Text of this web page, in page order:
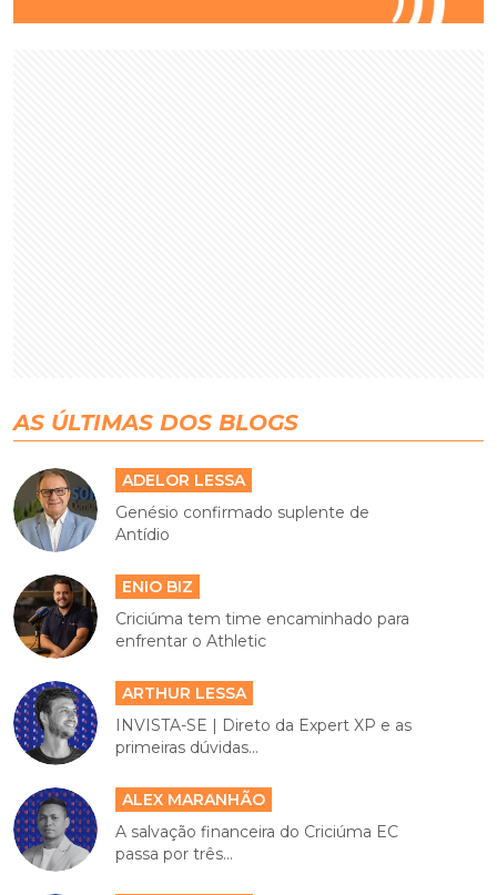
AS ÚLTIMAS DOS BLOGS
ADELOR LESSA
Genésio confirmado suplente de
Antídio
ENIO BIZ
Criciúma tem time encaminhado para
enfrentar o Athletic
ARTHUR LESSA
INVISTA-SE | Direto da Expert XP e as
primeiras dúvidas...
ALEX MARANHÃO
A salvação financeira do Criciúma EC
passa por três...